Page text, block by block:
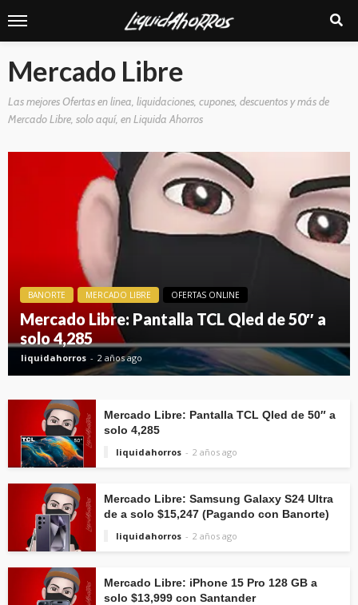
Mercado Libre
Las mejores Ofertas en linea, liquidaciones, cupones, descuentos y más de
Mercado Libre, solo aquí, en Liquida Ahorros
BANORTE MERCADO LIBRE OFERTAS ONLINE
Mercado Libre: Pantalla TCL Qled de 50″ a
solo 4,285
liquidahorros 2 años ago
Mercado Libre: Pantalla TCL Qled de 50″ a
solo 4,285
liquidahorros
2 años ago
Mercado Libre: Samsung Galaxy S24 Ultra
de a solo $15,247 (Pagando con Banorte)
liquidahorros
2 años ago
Mercado Libre: iPhone 15 Pro 128 GB a
solo $13,999 con Santander